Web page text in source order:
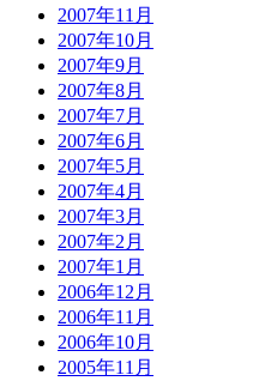
2007年11月
2007年10月
2007年9月
2007年8月
2007年7月
2007年6月
2007年5月
2007年4月
2007年3月
2007年2月
2007年1月
2006年12月
2006年11月
2006年10月
2005年11月